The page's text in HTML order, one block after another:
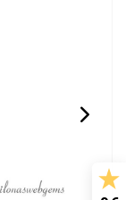
Griffin zijde
naald